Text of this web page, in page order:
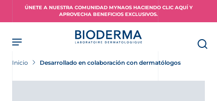
ÚNETE A NUESTRA COMUNIDAD MYNAOS HACIENDO CLIC AQUÍ Y
APROVECHA BENEFICIOS EXCLUSIVOS.
Inicio Desarrollado en colaboración con dermatólogos